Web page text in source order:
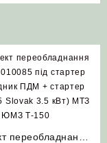
переобладнання